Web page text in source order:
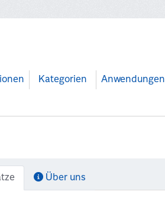
Kategorien Anwendungen
Über uns